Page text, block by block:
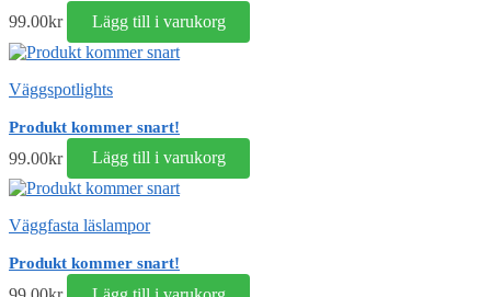
99.00kr Lägg till i varukorg
Väggspotlights
Produkt kommer snart!
99.00kr Lägg till i varukorg
Väggfasta läslampor
Produkt kommer snart!